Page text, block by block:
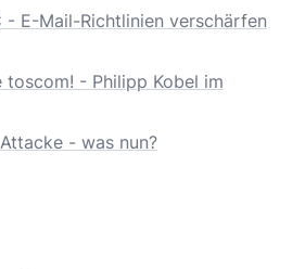
- E-Mail-Richtlinien verschärfen
- Philipp Kobel im
- was nun?